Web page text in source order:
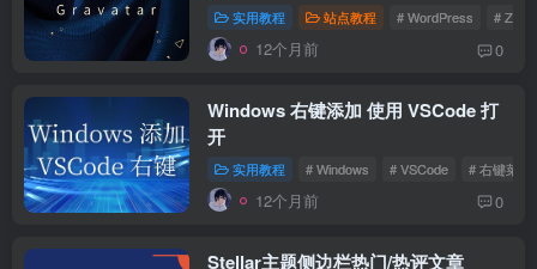
实用教程 站点教程 # WordPress # Zibll
12个月前 0
Windows 右键添加 使用 VSCode 打
开
实用教程 # Windows # VSCode # 右键菜单
12个月前 0
Stellar主题侧边栏热门/热评文章